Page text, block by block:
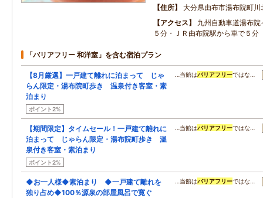
住所
大分県由布市湯布院町川
アクセス
九州自動車道湯布
５分・ＪＲ由布院駅から車で５分
「バリアフリー 和洋室」を含む宿泊プラン
【8月厳選】一戸建て離れに泊まって じゃ
らん限定・湯布院町歩き 温泉付き客室・素
泊まり
ポイント2%
…当館はバリアフリーではな…
【期間限定】タイムセール！一戸建て離れに
泊まって じゃらん限定・湯布院町歩き 温
泉付き客室・素泊まり
ポイント2%
…当館はバリアフリーではな…
◆お一人様◆素泊まり ◆一戸建て離れを
独り占め◆100％源泉の部屋風呂で寛ぐ
…当館はバリアフリーではな…